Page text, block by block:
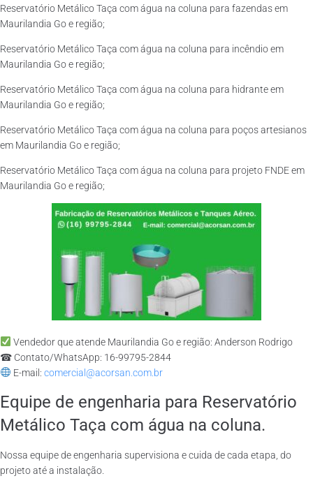
Reservatório Metálico Taça com água na coluna para fazendas em
Maurilandia Go e região;
Reservatório Metálico Taça com água na coluna para incêndio em
Maurilandia Go e região;
Reservatório Metálico Taça com água na coluna para hidrante em
Maurilandia Go e região;
Reservatório Metálico Taça com água na coluna para poços artesianos
em Maurilandia Go e região;
Reservatório Metálico Taça com água na coluna para projeto FNDE em
Maurilandia Go e região;
Vendedor que atende Maurilandia Go e região: Anderson Rodrigo
☎ Contato/WhatsApp: 16-99795-2844
E-mail: comercial@acorsan.com.br
Equipe de engenharia para Reservatório
Metálico Taça com água na coluna.
Nossa equipe de engenharia supervisiona e cuida de cada etapa, do
projeto até a instalação.